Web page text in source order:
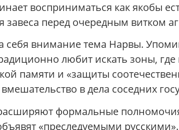
восприниматься как якобы
завеса перед очередным витком
внимание тема Нарвы.
любит искать зоны,
памяти и «защиты
в дела соседних
формальные
«преследуемыми